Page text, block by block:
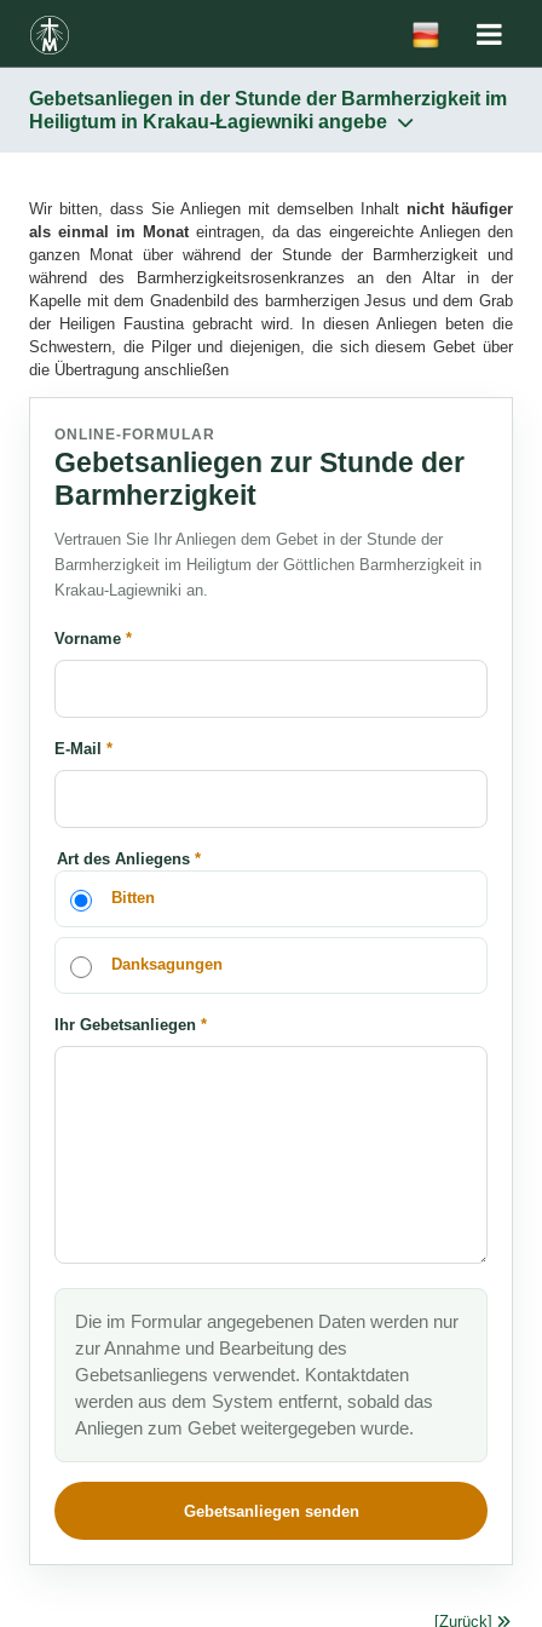
Gebetsanliegen in der Stunde der Barmherzigkeit im
Heiligtum in Krakau-Łagiewniki angebe
Wir bitten, dass Sie Anliegen mit demselben Inhalt nicht häufiger
als einmal im Monateintragen, da das eingereichte Anliegen den
ganzen Monat über während der Stunde der Barmherzigkeit und
während des Barmherzigkeitsrosenkranzes an den Altar in der
Kapelle mit dem Gnadenbild des barmherzigen Jesus und dem Grab
der Heiligen Faustina gebracht wird. In diesen Anliegen beten die
Schwestern, die Pilger und diejenigen, die sich diesem Gebet über
die Übertragung anschließen
ONLINE-FORMULAR
Gebetsanliegen zur Stunde der
Barmherzigkeit
Vertrauen Sie Ihr Anliegen dem Gebet in der Stunde der
Barmherzigkeit im Heiligtum der Göttlichen Barmherzigkeit in
Krakau-Lagiewniki an.
Vorname *
E-Mail *
Art des Anliegens *
Bitten
Danksagungen
Ihr Gebetsanliegen *
Die im Formular angegebenen Daten werden nur
zur Annahme und Bearbeitung des
Gebetsanliegens verwendet. Kontaktdaten
werden aus dem System entfernt, sobald das
Anliegen zum Gebet weitergegeben wurde.
Gebetsanliegen senden
[Zurück]